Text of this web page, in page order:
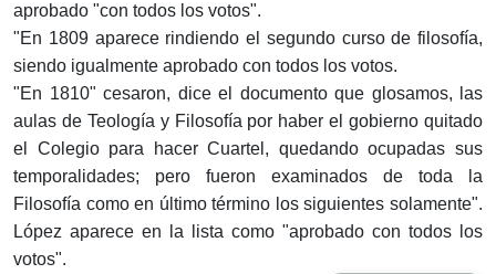
aprobado "con todos los votos".
"En 1809 aparece rindiendo el segundo curso de filosofía,
siendo igualmente aprobado con todos los votos.
"En 1810" cesaron, dice el documento que glosamos, las
aulas de Teología y Filosofía por haber el gobierno quitado
el Colegio para hacer Cuartel, quedando ocupadas sus
temporalidades; pero fueron examinados de toda la
Filosofía como en último término los siguientes solamente".
López aparece en la lista como "aprobado con todos los
votos".